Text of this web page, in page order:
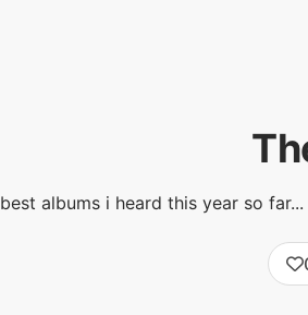
best albums i heard this year so far...